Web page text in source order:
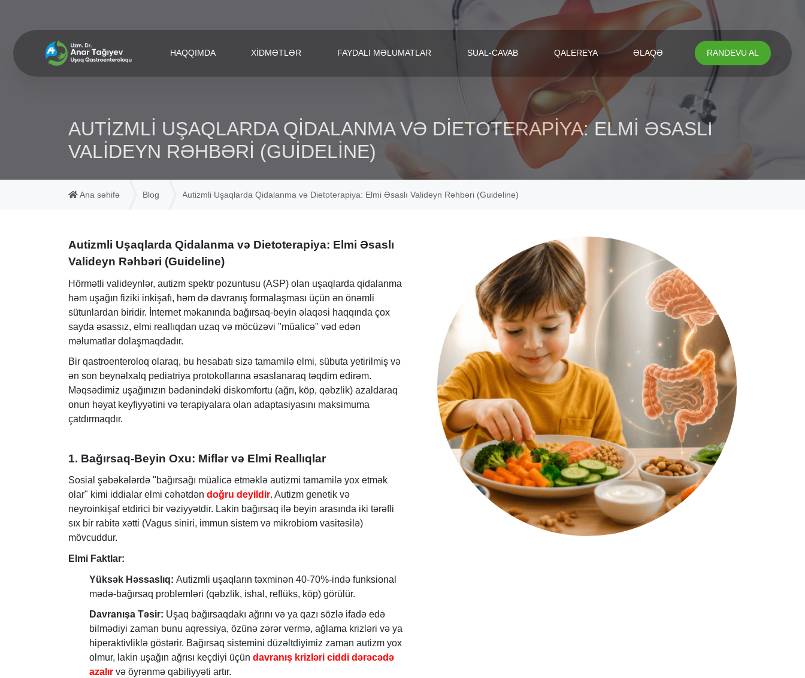
HAQQIMDA XIDMƏTLƏR FAYDALI MƏLUMATLAR SUAL-CAVAB QALEREYA ƏLAQƏ RANDEVU AL
AUTIZMLI UŞAQLARDA QIDALANMA VƏ DIETOTERAPIYA: ELMI ƏSASLI
VALIDEYN RƏHBƏRI (GUIDELINE)
Ana səhifə Blog Autizmli Uşaqlarda Qidalanma və Dietoterapiya: Elmi Əsaslı Valideyn Rəhbəri (Guideline)
Autizmli Uşaqlarda Qidalanma və Dietoterapiya: Elmi Əsaslı
Valideyn Rəhbəri (Guideline)
Hörmətli valideynlər, autizm spektr pozuntusu (ASP) olan uşaqlarda qidalanma
həm uşağın fiziki inkişafı, həm də davranış formalaşması üçün ən önəmli
sütunlardan biridir. İnternet məkanında bağırsaq-beyin əlaqəsi haqqında çox
sayda əsassız, elmi reallıqdan uzaq və möcüzəvi "müalicə" vəd edən
məlumatlar dolaşmaqdadır.
Bir qastroenteroloq olaraq, bu hesabatı sizə tamamilə elmi, sübuta yetirilmiş və
ən son beynəlxalq pediatriya protokollarına əsaslanaraq təqdim edirəm.
Məqsədimiz uşağınızın bədənindəki diskomfortu (ağrı, köp, qəbzlik) azaldaraq
onun həyat keyfiyyətini və terapiyalara olan adaptasiyasını maksimuma
çatdırmaqdır.
1. Bağırsaq-Beyin Oxu: Miflər və Elmi Reallıqlar
Sosial şəbəkələrdə "bağırsağı müalicə etməklə autizmi tamamilə yox etmək
olar" kimi iddialar elmi cəhətdən doğru deyildir. Autizm genetik və
neyroinkişaf etdirici bir vəziyyətdir. Lakin bağırsaq ilə beyin arasında iki tərəfli
sıx bir rabitə xətti (Vagus siniri, immun sistem və mikrobiom vasitəsilə)
mövcuddur.
Elmi Faktlar:
Yüksək Həssaslıq: Autizmli uşaqların təxminən 40-70%-ində funksional
mədə-bağırsaq problemləri (qəbzlik, ishal, reflüks, köp) görülür.
Davranışa Təsir: Uşaq bağırsaqdakı ağrını və ya qazı sözlə ifadə edə
bilmədiyi zaman bunu aqressiya, özünə zərər vermə, ağlama krizləri və ya
hiperaktivliklə göstərir. Bağırsaq sistemini düzəltdiyimiz zaman autizm yox
olmur, lakin uşağın ağrısı keçdiyi üçün davranış krizləri ciddi dərəcədə
azalır və öyrənmə qabiliyyəti artır.